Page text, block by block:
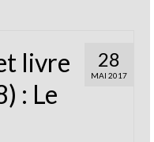
28
MAI 2017
livre
: Le